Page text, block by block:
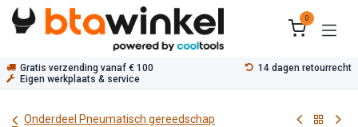
Overslaan naar inhoud
0
Gratis verzending vanaf € 100
14 dagen retourrecht
Eigen werkplaats & service
Onderdeel Pneumatisch gereedschap